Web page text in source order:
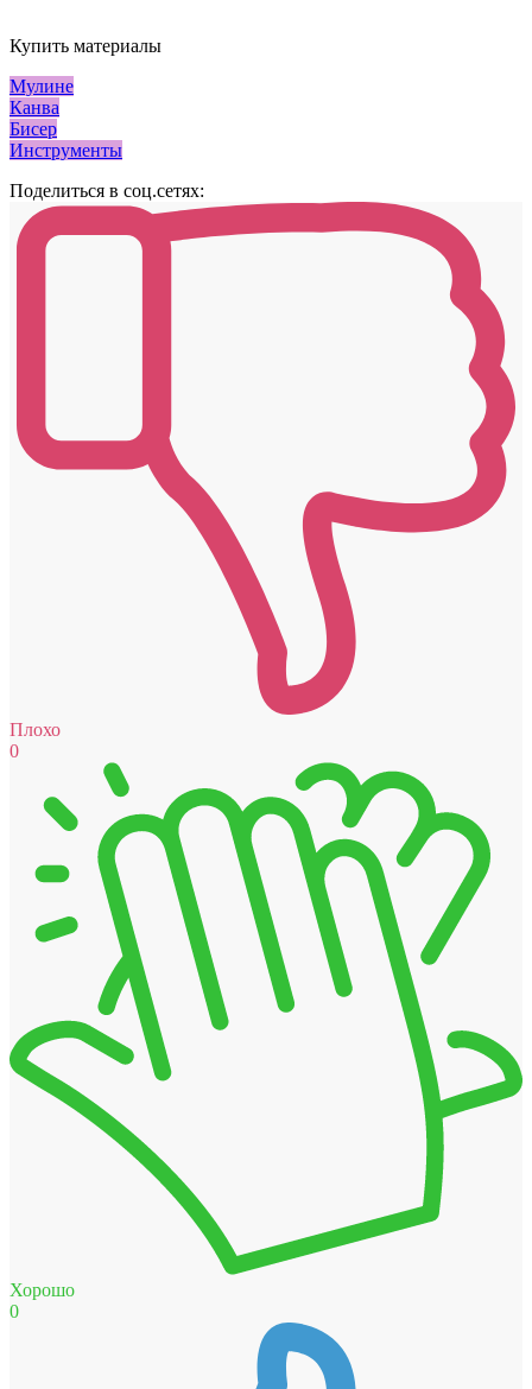
Купить материалы
Мулине
Канва
Бисер
Инструменты
Поделиться в соц.сетях:
Плохо
0
Хорошо
0